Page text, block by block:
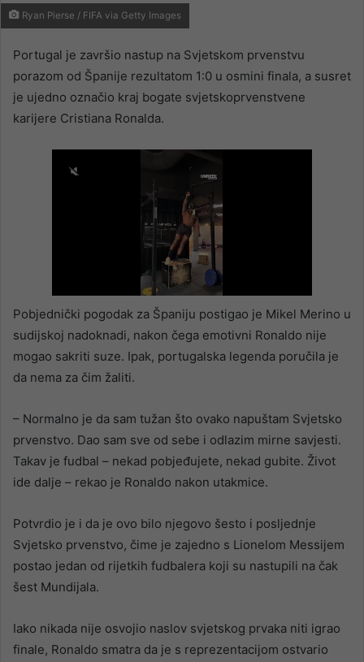
Ryan Pierse / FIFA via Getty Images
Portugal je završio nastup na Svjetskom prvenstvu
porazom od Španije rezultatom 1:0 u osmini finala, a susret
je ujedno označio kraj bogate svjetskoprvenstvene
karijere Cristiana Ronalda.
Pobjednički pogodak za Španiju postigao je Mikel Merino u
sudijskoj nadoknadi, nakon čega emotivni Ronaldo nije
mogao sakriti suze. Ipak, portugalska legenda poručila je
da nema za čim žaliti.
– Normalno je da sam tužan što ovako napuštam Svjetsko
prvenstvo. Dao sam sve od sebe i odlazim mirne savjesti.
Takav je fudbal – nekad pobjeđujete, nekad gubite. Život
ide dalje – rekao je Ronaldo nakon utakmice.
Potvrdio je i da je ovo bilo njegovo šesto i posljednje
Svjetsko prvenstvo, čime je zajedno s Lionelom Messijem
postao jedan od rijetkih fudbalera koji su nastupili na čak
šest Mundijala.
Iako nikada nije osvojio naslov svjetskog prvaka niti igrao
finale, Ronaldo smatra da je s reprezentacijom ostvario